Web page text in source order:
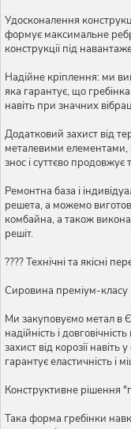
Удосконалення
формує максимальне
конструкції під
Надійне кріплення: ми
яка гарантує, що
навіть при значних
Додатковий захист від
металевими
знос і суттєво
Ремонтна база і
решета, а можемо
комбайна, а також
решіт.
???? Технічні та якісні
Сировина преміум-класу
Ми закуповуємо метал в
надійність і
захист від корозії
гарантує еластичність і
Конструктивне рішення
Така форма гребінки